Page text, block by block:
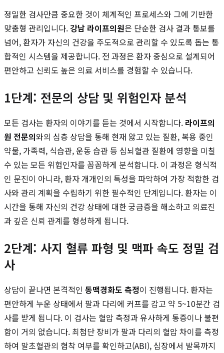
정밀한 검사만큼 중요한 것이 체계적인 프로세스와 그에 기반한
맞춤형 관리입니다.강남 라이프의원은 단순한 검사 결과 통보를
넘어, 환자가 자신의 건강을 주도적으로 관리할 수 있도록 돕는 통
합적인 시스템을 제공합니다. 전 과정은 환자 중심으로 설계되어
편안하고 신뢰도 높은 의료 서비스를 경험할 수 있습니다.
1단계: 전문의 상담 및 위험인자 분석
모든 검사는 환자의 이야기를 듣는 것에서 시작합니다. 라이프의
원 전문의와의 심층 상담을 통해 현재 앓고 있는 질환, 복용 중인
약물, 가족력, 식습관, 운동 습관 등 심뇌혈관 질환에 영향을 미칠
수 있는 모든 위험인자를 꼼꼼하게 분석합니다. 이 과정은 형식적
인 문진이 아니라, 환자 개개인의 특성을 파악하여 가장 적합한 검
사와 관리 계획을 수립하기 위한 필수적인 단계입니다. 환자는 이
시간을 통해 자신의 건강 상태에 대한 궁금증을 해소하고 의료진
과 깊은 신뢰 관계를 형성하게 됩니다.
2단계: 사지 혈류 파형 및 맥파 속도 정밀 검
사
상담이 끝나면 본격적인 동맥경화도 측정이 진행됩니다. 환자는
편안하게 누운 상태에서 팔과 다리에 커프를 감고 약 5~10분간 검
사를 받게 됩니다. 이 검사는 혈압 측정과 유사하게 통증이나 불편
함이 거의 없습니다. 최첨단 장비가 팔과 다리의 혈압 차이를 측정
하여 말초혈관의 협착 여부를 확인하고(ABI), 심장에서 발목까지